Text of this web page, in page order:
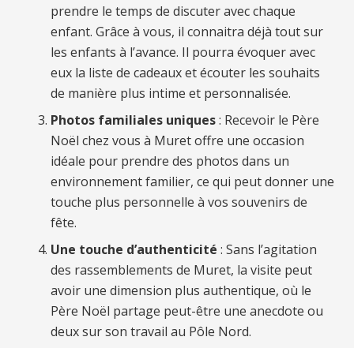
prendre le temps de discuter avec chaque
enfant. Grâce à vous, il connaitra déjà tout sur
les enfants à l’avance. Il pourra évoquer avec
eux la liste de cadeaux et écouter les souhaits
de manière plus intime et personnalisée.
Photos familiales uniques: Recevoir le Père
Noël chez vous à Muret offre une occasion
idéale pour prendre des photos dans un
environnement familier, ce qui peut donner une
touche plus personnelle à vos souvenirs de
fête.
Une touche d’authenticité : Sans l’agitation
des rassemblements de Muret, la visite peut
avoir une dimension plus authentique, où le
Père Noël partage peut-être une anecdote ou
deux sur son travail au Pôle Nord.